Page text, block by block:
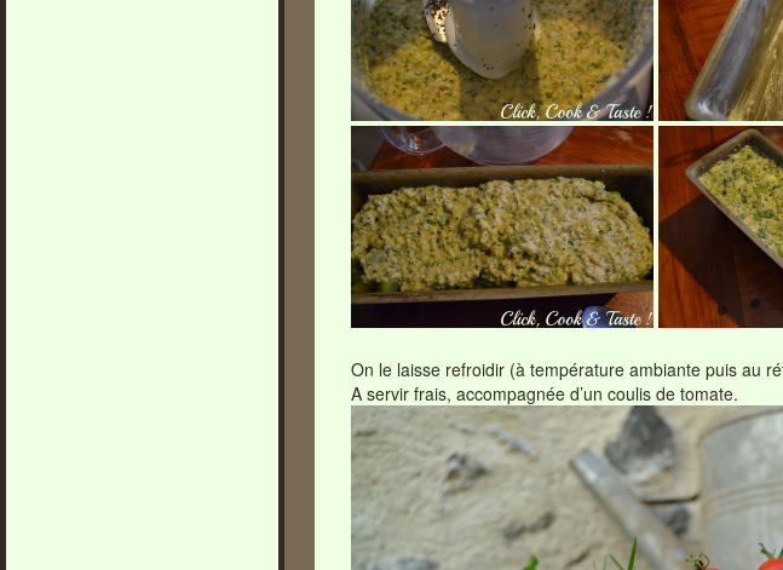
On le laisse refroidir (à température ambiante puis au
A servir frais, accompagnée d’un coulis de tomate.